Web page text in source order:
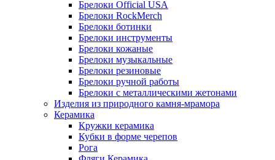
Брелоки Official USA
Брелоки RockMerch
Брелоки ботинки
Брелоки инструменты
Брелоки кожаные
Брелоки музыкальные
Брелоки резиновые
Брелоки ручной работы
Брелоки с металлическими жетонами
Изделия из природного камня-мрамора
Керамика
Кружки керамика
Кубки в форме черепов
Рога